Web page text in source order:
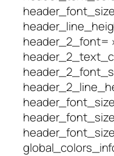
header_2_font=